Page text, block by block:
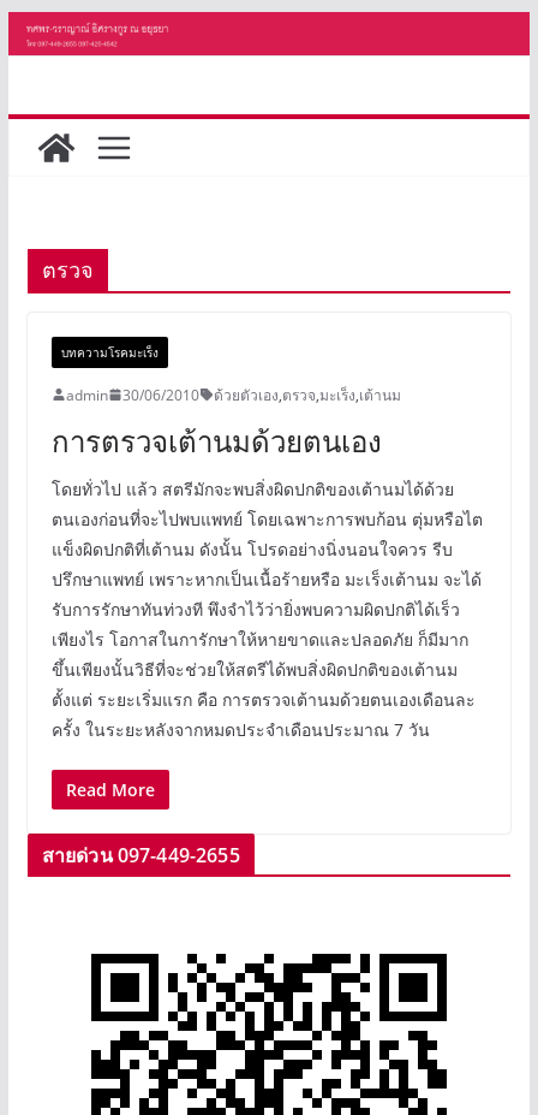
Skip
to
ตรวจ
บทความโรคมะเร็ง
admin 30/06/2010 ด้วยตัวเอง,ตรวจ,มะเร็ง,เต้านม
การตรวจเต้านมด้วยตนเอง
โดยทั่วไป แล้ว สตรีมักจะพบสิ่งผิดปกติของเต้านมได้ด้วย
ตนเองก่อนที่จะไปพบแพทย์ โดยเฉพาะการพบก้อน ตุ่มหรือไต
แข็งผิดปกติที่เต้านม ดังนั้น โปรดอย่างนิ่งนอนใจควร รีบ
ปรึกษาแพทย์ เพราะหากเป็นเนื้อร้ายหรือ มะเร็งเต้านม จะได้
รับการรักษาทันท่วงที พึงจำไว้ว่ายิ่งพบความผิดปกติได้เร็ว
เพียงไร โอกาสในการักษาให้หายขาดและปลอดภัย ก็มีมาก
ขึ้นเพียงนั้นวิธีที่จะช่วยให้สตรีได้พบสิ่งผิดปกติของเต้านม
ตั้งแต่ ระยะเริ่มแรก คือ การตรวจเต้านมด้วยตนเองเดือนละ
ครั้ง ในระยะหลังจากหมดประจำเดือนประมาณ 7 วัน
Read More
สายด่วน 097-449-2655